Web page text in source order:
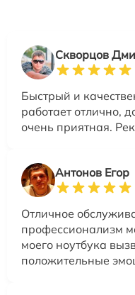
Скворцов
Быстрый и
работает отлично,
очень приятная.
Антонов Егор
Отличное
профессионализм
моего ноутбука
положительные